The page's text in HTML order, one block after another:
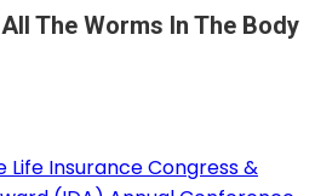
The Worms In The Body
Life Insurance Congress &